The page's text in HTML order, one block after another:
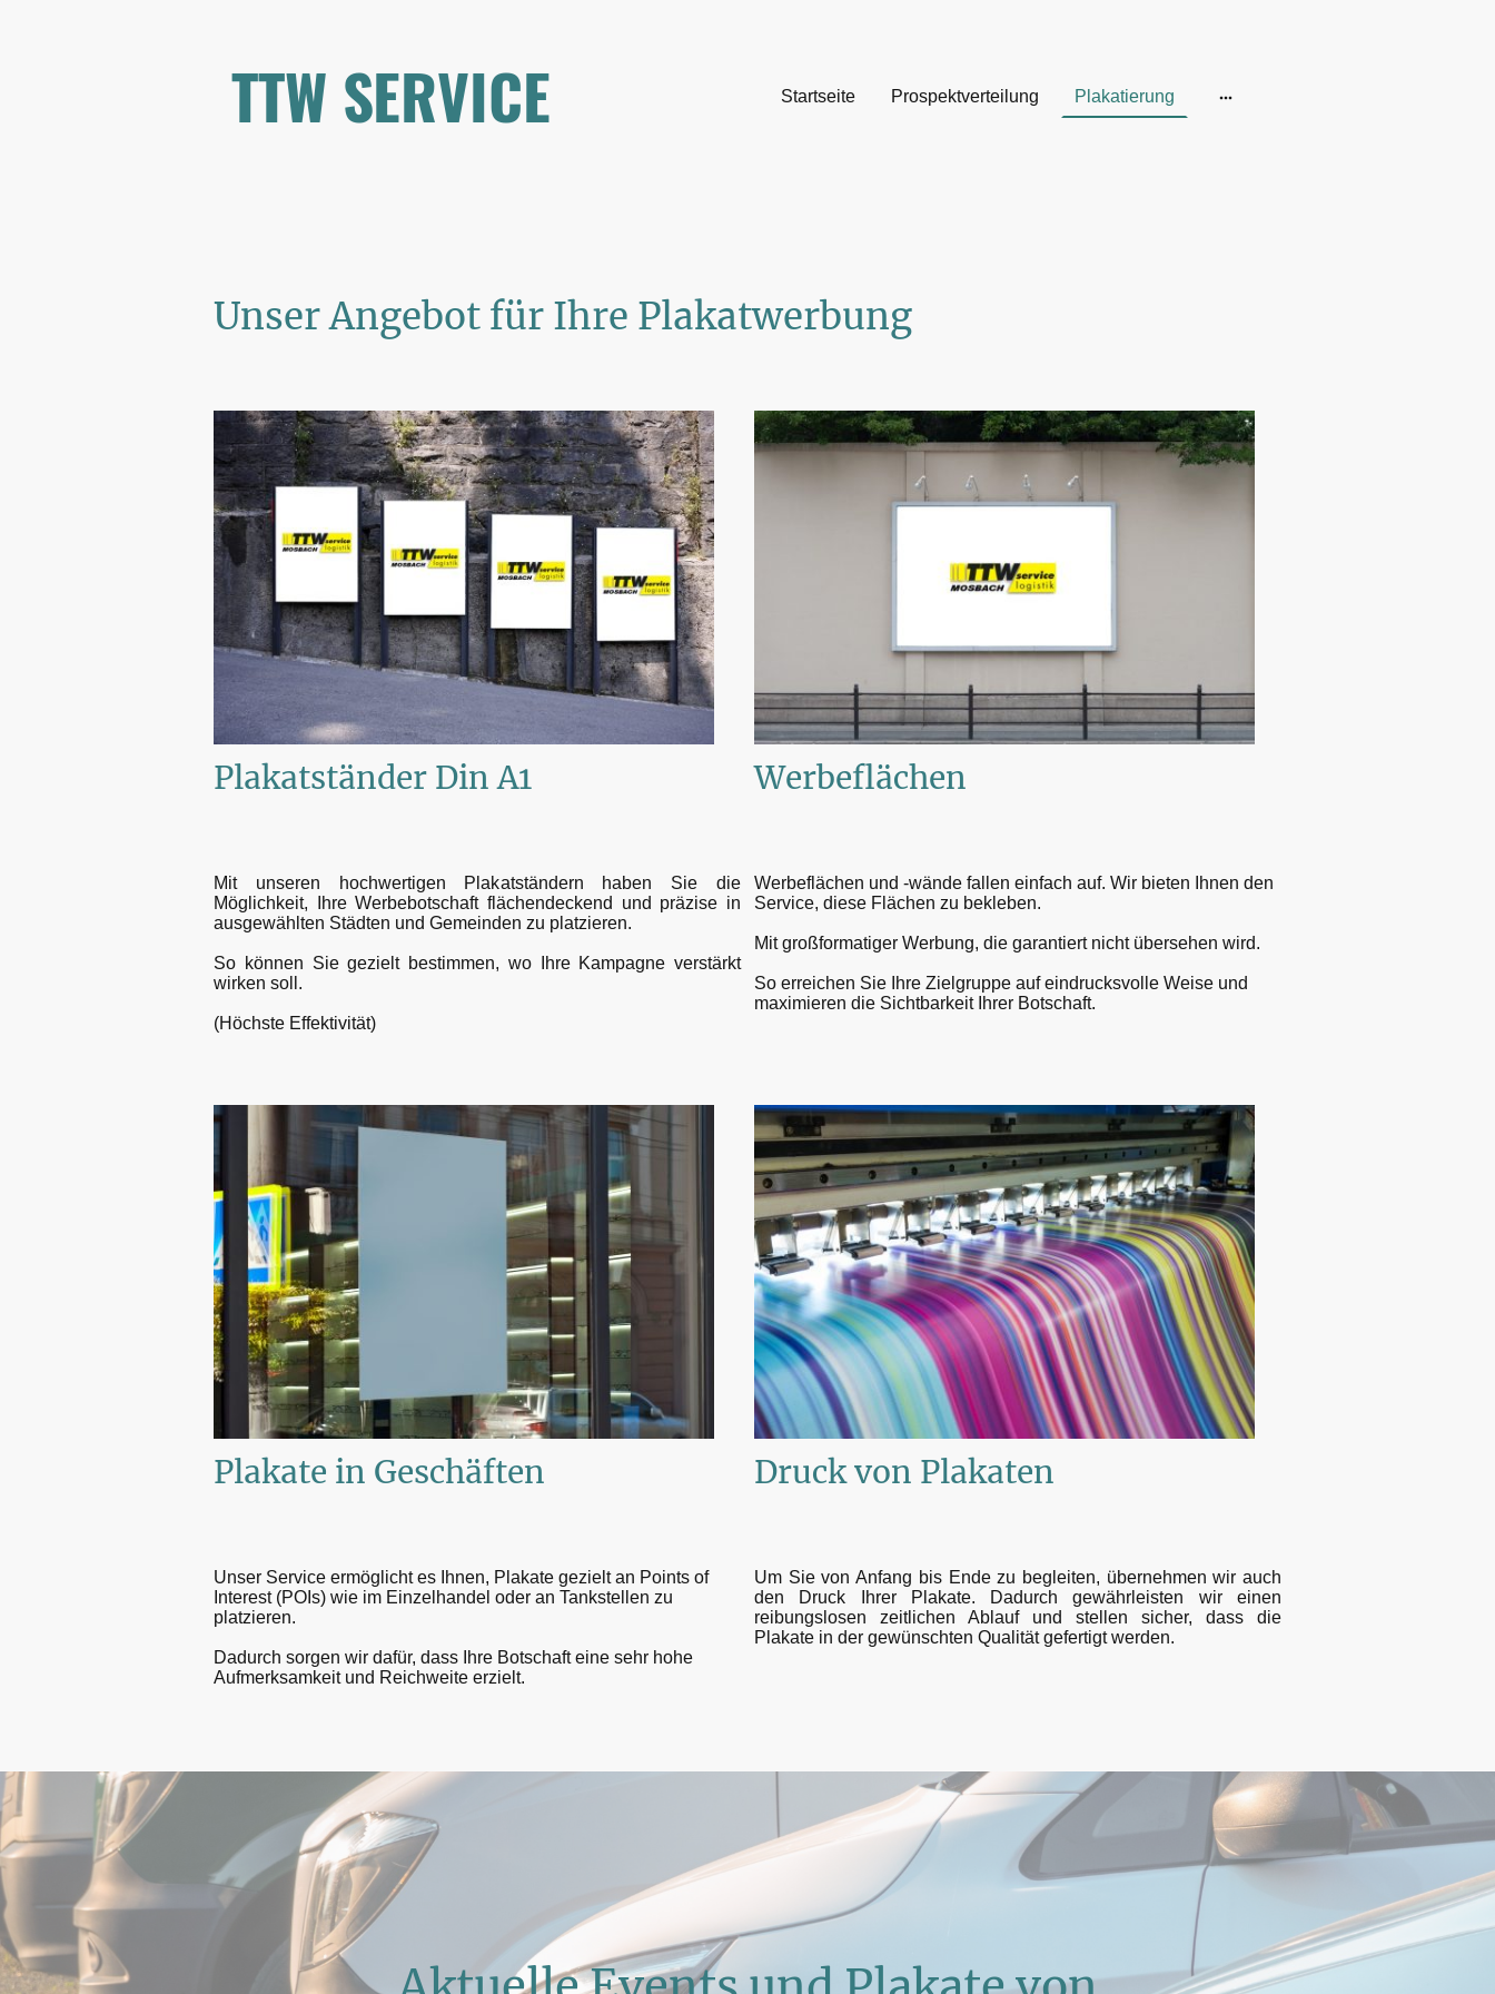
TTW SERVICE Startseite Prospektverteilung Plakatierung
Unser Angebot für Ihre Plakatwerbung
Plakatständer Din A1
Mit unseren hochwertigen Plakatständern haben Sie die
Möglichkeit, Ihre Werbebotschaft flächendeckend und präzise in
ausgewählten Städten und Gemeinden zu platzieren.
So können Sie gezielt bestimmen, wo Ihre Kampagne verstärkt
wirken soll.
(Höchste Effektivität)
Plakate in Geschäften
Unser Service ermöglicht es Ihnen, Plakate gezielt an Points of
Interest (POIs) wie im Einzelhandel oder an Tankstellen zu
platzieren.
Dadurch sorgen wir dafür, dass Ihre Botschaft eine sehr hohe
Aufmerksamkeit und Reichweite erzielt.
Werbeflächen
Werbeflächen und -wände fallen einfach auf. Wir bieten Ihnen den
Service, diese Flächen zu bekleben.
Mit großformatiger Werbung, die garantiert nicht übersehen wird.
So erreichen Sie Ihre Zielgruppe auf eindrucksvolle Weise und
maximieren die Sichtbarkeit Ihrer Botschaft.
Druck von Plakaten
Um Sie von Anfang bis Ende zu begleiten, übernehmen wir auch
den Druck Ihrer Plakate. Dadurch gewährleisten wir einen
reibungslosen zeitlichen Ablauf und stellen sicher, dass die
Plakate in der gewünschten Qualität gefertigt werden.